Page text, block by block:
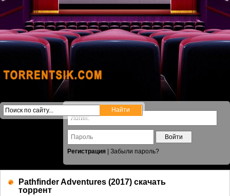
Войти
Регистрация
Забыли пароль?
Pathfinder Adventures (2017) скачать
торрент